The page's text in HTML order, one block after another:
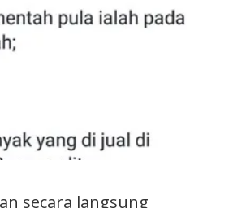
secara langsung